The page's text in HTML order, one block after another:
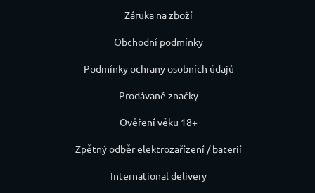
Záruka na zboží
Obchodní podmínky
Podmínky ochrany osobních údajů
Prodávané značky
Ověření věku 18+
Zpětný odběr elektrozařízení / baterií
International delivery